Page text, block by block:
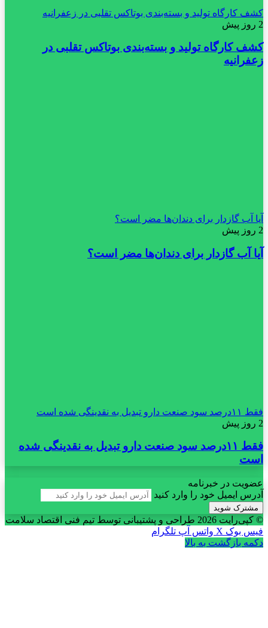
کشف کارگاه تولید و بسته‌بندی بوتاکس تقلبی در زعفرانیه
2 روز پیش
کشف کارگاه تولید و بسته‌بندی بوتاکس تقلبی در
زعفرانیه
آیا آب گازدار برای دندان‌ها مضر است؟
2 روز پیش
آیا آب گازدار برای دندان‌ها مضر است؟
فقط ۱۱‌درصد سود صنعت دارو تبدیل به نقدینگی شده است
2 روز پیش
فقط ۱۱‌درصد سود صنعت دارو تبدیل به نقدینگی شده
است
عضویت در خبرنامه
آدرس ایمیل خود را وارد کنید
© کپی‌رایت 2026
طراحی و پشتیبانی توسط تیم فنی اقتصاد سلامت
فیس بوک X واتس آپ تلگرام
دکمه بازگشت به بالا